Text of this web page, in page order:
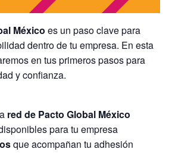
México es un paso clave para
dentro de tu empresa. En esta
en tus primeros pasos para
y confianza.
red de Pacto Global México
para tu empresa
que acompañan tu adhesión